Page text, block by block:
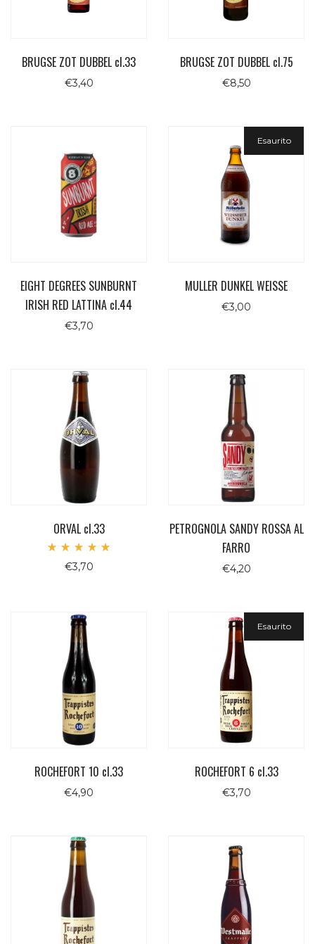
BRUGSE ZOT DUBBEL cl.33
€3,40
BRUGSE ZOT DUBBEL cl.75
€8,50
EIGHT DEGREES SUNBURNT
IRISH RED LATTINA cl.44
€3,70
Esaurito
MULLER DUNKEL WEISSE
€3,00
ORVAL cl.33
5.00
€3,70
PETROGNOLA SANDY ROSSA AL
FARRO
€4,20
ROCHEFORT 10 cl.33
€4,90
Esaurito
ROCHEFORT 6 cl.33
€3,70